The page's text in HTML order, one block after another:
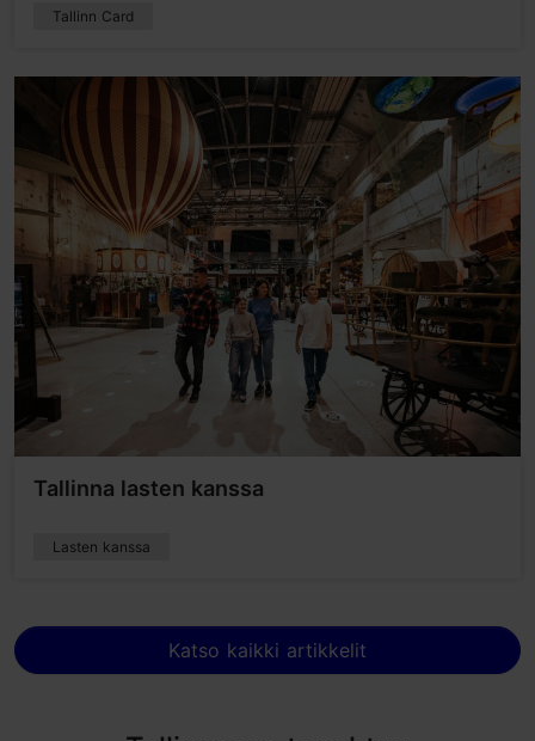
Tallinn Card
Tallinna lasten kanssa
Lasten kanssa
Katso kaikki artikkelit